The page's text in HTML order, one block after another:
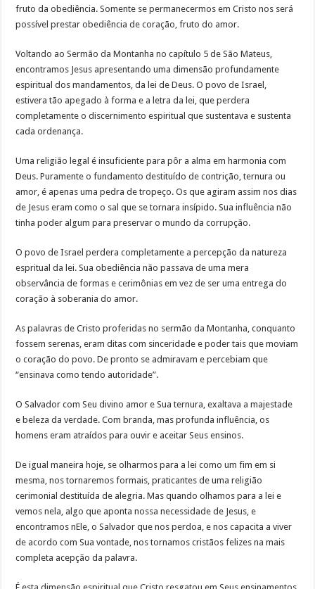
fruto da obediência. Somente se permanecermos em Cristo nos será
possível prestar obediência de coração, fruto do amor.
Voltando ao Sermão da Montanha no capítulo 5 de São Mateus,
encontramos Jesus apresentando uma dimensão profundamente
espiritual dos mandamentos, da lei de Deus. O povo de Israel,
estivera tão apegado à forma e a letra da lei, que perdera
completamente o discernimento espiritual que sustentava e sustenta
cada ordenança.
Uma religião legal é insuficiente para pôr a alma em harmonia com
Deus. Puramente o fundamento destituído de contrição, ternura ou
amor, é apenas uma pedra de tropeço. Os que agiram assim nos dias
de Jesus eram como o sal que se tornara insípido. Sua influência não
tinha poder algum para preservar o mundo da corrupção.
O povo de Israel perdera completamente a percepção da natureza
espritual da lei. Sua obediência não passava de uma mera
observância de formas e cerimônias em vez de ser uma entrega do
coração à soberania do amor.
As palavras de Cristo proferidas no sermão da Montanha, conquanto
fossem serenas, eram ditas com sinceridade e poder tais que moviam
o coração do povo. De pronto se admiravam e percebiam que
“ensinava como tendo autoridade”.
O Salvador com Seu divino amor e Sua ternura, exaltava a majestade
e beleza da verdade. Com branda, mas profunda influência, os
homens eram atraídos para ouvir e aceitar Seus ensinos.
De igual maneira hoje, se olharmos para a lei como um fim em si
mesma, nos tornaremos formais, praticantes de uma religião
cerimonial destituída de alegria. Mas quando olhamos para a lei e
vemos nela, algo que aponta nossa necessidade de Jesus, e
encontramos nEle, o Salvador que nos perdoa, e nos capacita a viver
de acordo com Sua vontade, nos tornamos cristãos felizes na mais
completa acepção da palavra.